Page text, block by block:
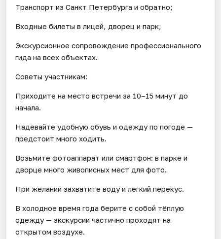
Транспорт из Санкт Петербурга и обратно;
Входные билеты в лицей, дворец и парк;
Экскурсионное сопровождение профессионального
гида на всех объектах.
Советы участникам:
Приходите на место встречи за 10–15 минут до
начала.
Надевайте удобную обувь и одежду по погоде —
предстоит много ходить.
Возьмите фотоаппарат или смартфон: в парке и
дворце много живописных мест для фото.
При желании захватите воду и лёгкий перекус.
В холодное время года берите с собой тёплую
одежду — экскурсии частично проходят на
открытом воздухе.